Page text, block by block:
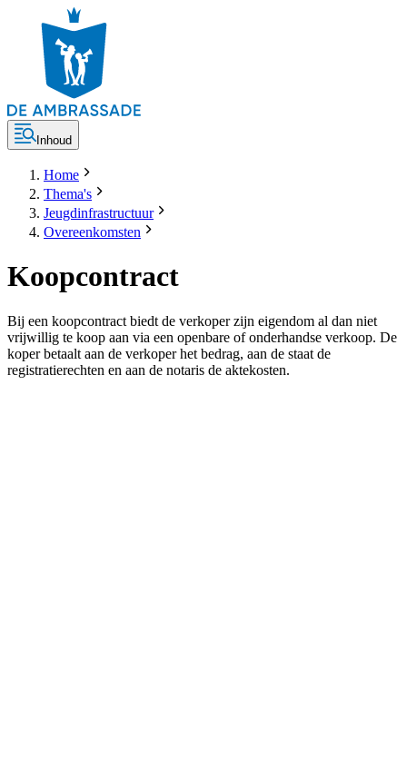
Inhoud
Home
Thema's
Jeugdinfrastructuur
Overeenkomsten
Koopcontract
Bij een koopcontract biedt de verkoper zijn eigendom al dan niet
vrijwillig te koop aan via een openbare of onderhandse verkoop. De
koper betaalt aan de verkoper het bedrag, aan de staat de
registratierechten en aan de notaris de aktekosten.